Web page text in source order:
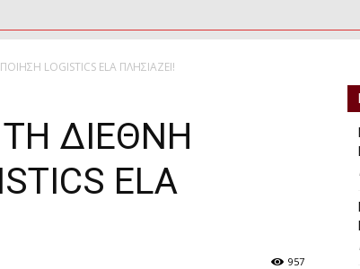
LOGISTICS ELA ΠΛΗΣΙΑΖΕΙ!
ΔΙΕΘΝΗ
ELA
957